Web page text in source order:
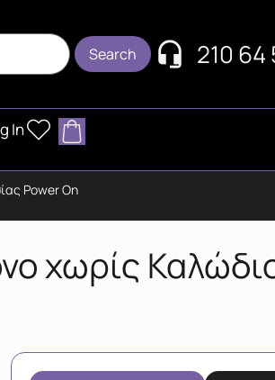
210 64
In
Power On
χωρίς